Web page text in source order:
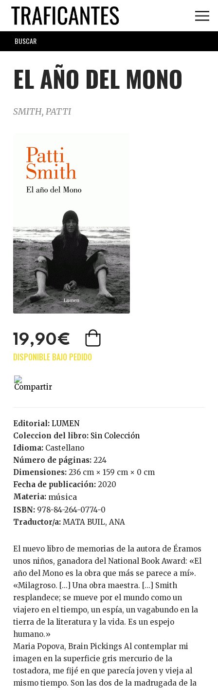
Skip
main
content
SEARCH
FORM
EL AÑO DEL MONO
SMITH, PATTI
19,90€
Editorial:
LUMEN
Coleccion del libro:
Sin Colección
Idioma:
Castellano
Número de páginas:
224
Dimensiones: 236 cm × 159 cm × 0 cm
Fecha de publicación:
2020
Materia: música
ISBN:
978-84-264-0774-0
Traductor/a:
MATA BUIL, ANA
El nuevo libro de memorias de la autora de Éramos
unos niños, ganadora del National Book Award: «El
año del Mono es la obra que más se parece a mí».
«Milagroso. [...] Una obra maestra. [...] Smith
resplandece; se mueve por el mundo como un
viajero en el tiempo, un espía, un vagabundo en la
tierra de la literatura y la vida. Es un espejo
humano.»
Maria Popova, Brain Pickings Al contemplar mi
imagen en la superficie gris mercurio de la
tostadora, me fijé en que parecía joven y vieja al
mismo tiempo. Son las dos de la madrugada de la